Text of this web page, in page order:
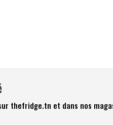
thefridge.tn et dans nos